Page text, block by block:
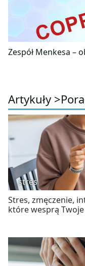
Zespół Menkesa –
Artykuły >
stres
Stres, zmęczenie,
które wesprą